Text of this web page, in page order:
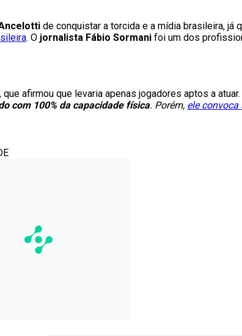
de conquistar a torcida e a mídia brasileira, já
. O jornalista Fábio Sormani foi um dos
, que afirmou que levaria apenas jogadores aptos a atuar.
com 100% da capacidade física. Porém, ele